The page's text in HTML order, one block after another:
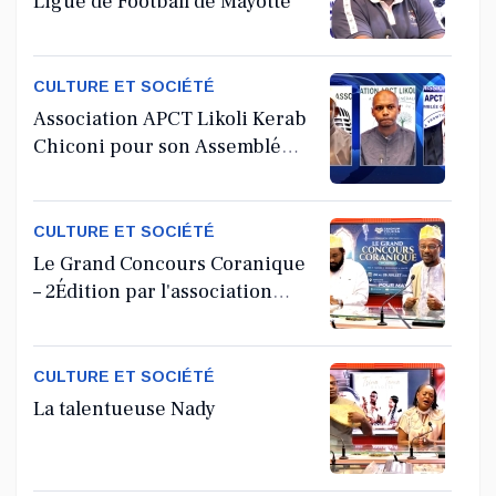
CULTURE ET SOCIÉTÉ
Association APCT Likoli Kerab
Chiconi pour son Assemblée
CULTURE ET SOCIÉTÉ
Le Grand Concours Coranique
– 2Édition par l'association
CULTURE ET SOCIÉTÉ
La talentueuse Nady